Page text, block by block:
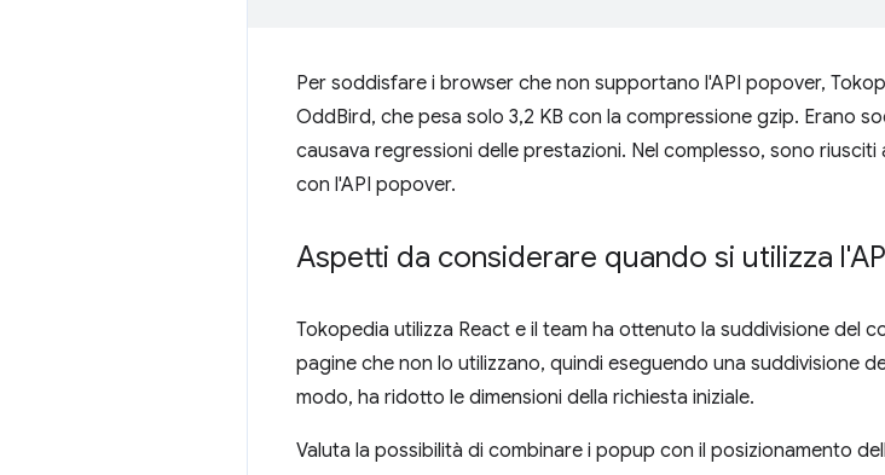
Per soddisfare i browser che non supportano l'API popover,
OddBird, che pesa solo 3,2 KB con la compressione gzip. Erano
causava regressioni delle prestazioni. Nel complesso, sono
con l'API popover.
Aspetti da considerare quando si utilizza
Tokopedia utilizza React e il team ha ottenuto la suddivisione del
pagine che non lo utilizzano, quindi eseguendo una suddivisione
modo, ha ridotto le dimensioni della richiesta iniziale.
Valuta la possibilità di combinare i popup con il posizionamento